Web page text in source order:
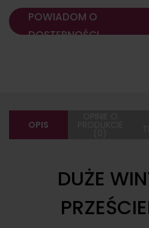
POWIADOM O
DOSTĘPNOŚCI
OPIS
DUŻE